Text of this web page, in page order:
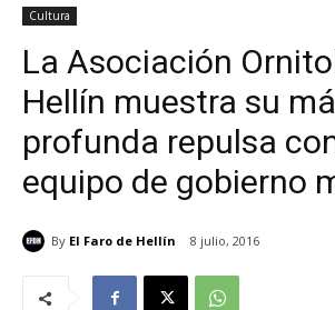
Cultura
La Asociación
Hellín muestra su
profunda repulsa
equipo de gobierno
By El Faro de Hellín 8 julio, 2016